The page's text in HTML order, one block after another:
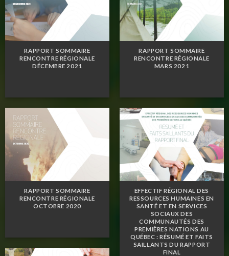
RAPPORT SOMMAIRE
RENCONTRE RÉGIONALE
DÉCEMBRE 2021
RAPPORT SOMMAIRE
RENCONTRE RÉGIONALE
MARS 2021
RAPPORT SOMMAIRE
RENCONTRE RÉGIONALE
OCTOBRE 2020
EFFECTIF RÉGIONAL DES
RESSOURCES HUMAINES EN
SANTÉ ET EN SERVICES
SOCIAUX DES
COMMUNAUTÉS DES
PREMIÈRES NATIONS AU
QUÉBEC : RÉSUMÉ ET FAITS
SAILLANTS DU RAPPORT
FINAL